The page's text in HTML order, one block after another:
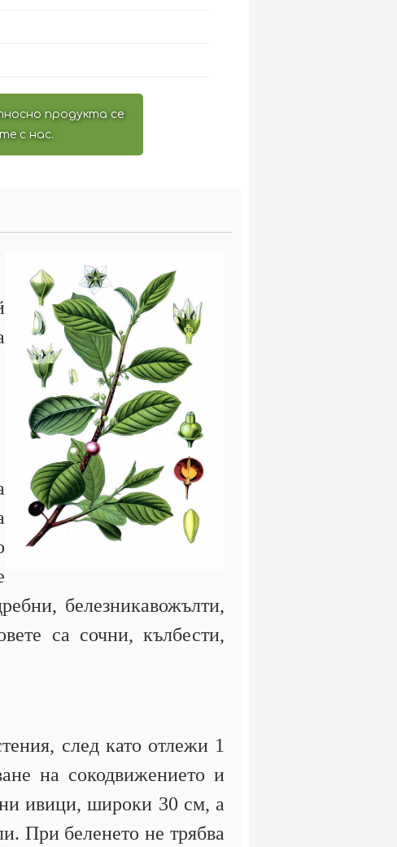
продукта се
с нас.
белезникавожълти,
са сочни, кълбести,
след като отлежи 1
на сокодвижението и
ивици, широки 30 см, а
При беленето не трябва